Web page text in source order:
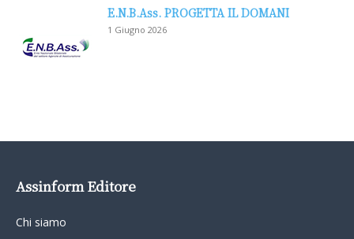
E.N.B.Ass. PROGETTA IL DOMANI
1 Giugno 2026
Assinform Editore
Chi siamo